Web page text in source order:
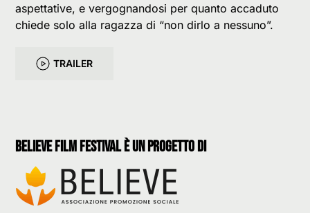
aspettative, e vergognandosi per quanto accaduto
chiede solo alla ragazza di “non dirlo a nessuno”.
TRAILER
believe film festival è un progetto di